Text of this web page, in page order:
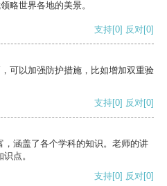
略世界各地的美景。
支持[0] 反对[0]
可以加强防护措施，比如增加双重验
支持[0] 反对[0]
涵盖了各个学科的知识。老师的讲
点。
支持[0] 反对[0]